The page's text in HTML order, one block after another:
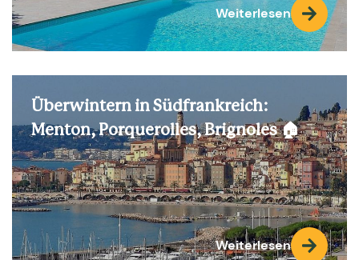
Weiterlesen
Überwintern in Südfrankreich:
Menton, Porquerolles, Brignoles 🏠
Weiterlesen